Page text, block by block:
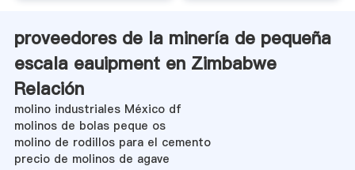
proveedores de la minería de pequeña
escala eauipment en Zimbabwe
Relación
molino industriales México df
molinos de bolas peque os
molino de rodillos para el cemento
precio de molinos de agave